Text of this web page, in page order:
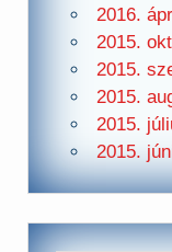
2016.
2015.
2015.
2015.
2015.
2015.